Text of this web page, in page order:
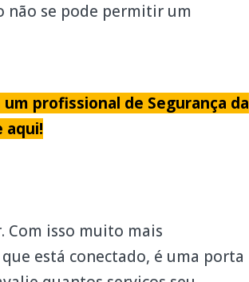
não se pode permitir um
profissional de Segurança da
aqui!
Com isso muito mais
está conectado, é uma porta